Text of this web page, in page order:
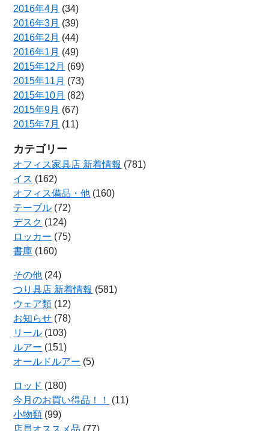
2016年4月 (34)
2016年3月 (39)
2016年2月 (44)
2016年1月 (49)
2015年12月 (69)
2015年11月 (73)
2015年10月 (82)
2015年9月 (67)
2015年7月 (11)
カテゴリー
オフィス家具店 新着情報 (781)
イス (162)
オフィス備品・他 (160)
テーブル (72)
デスク (124)
ロッカー (75)
書庫 (160)
その他 (24)
つり具店 新着情報 (581)
ウェア類 (12)
お知らせ (78)
リール (103)
ルアー (151)
オールドルアー (5)
ロッド (180)
今月のお買い得品！！
(11)
小物類 (99)
店員オススメ品 (77)